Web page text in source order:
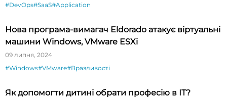
#DevOps#SaaS#Application
Нова програма-вимагач Eldorado атакує віртуальні
машини Windows, VMware ESXi
09 липня, 2024
#Windows#VMware#Вразливості
Як допомогти дитині обрати професію в ІТ?